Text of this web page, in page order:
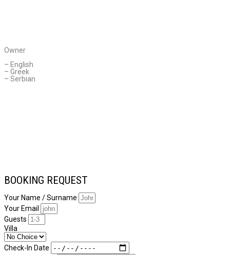
Owner
– English
– Greek
– Serbian
BOOKING REQUEST
Your Name / Surname
Your Email
Guests
Villa
Check-In Date